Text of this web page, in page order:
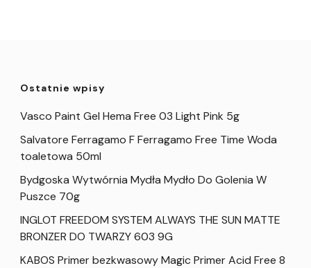
Ostatnie wpisy
Vasco Paint Gel Hema Free 03 Light Pink 5g
Salvatore Ferragamo F Ferragamo Free Time Woda
toaletowa 50ml
Bydgoska Wytwórnia Mydła Mydło Do Golenia W
Puszce 70g
INGLOT FREEDOM SYSTEM ALWAYS THE SUN MATTE
BRONZER DO TWARZY 603 9G
KABOS Primer bezkwasowy Magic Primer Acid Free 8